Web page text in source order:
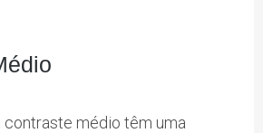
médio têm uma